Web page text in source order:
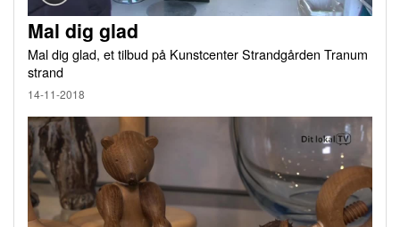
Mal dig glad
Mal dig glad, et tilbud på Kunstcenter Strandgården Tranum
strand
14-11-2018